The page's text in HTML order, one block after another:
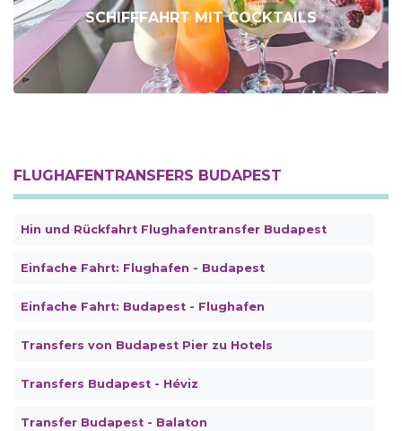
SCHIFFFAHRT MIT COCKTAILS
FLUGHAFENTRANSFERS BUDAPEST
Hin und Rückfahrt Flughafentransfer Budapest
Einfache Fahrt: Flughafen - Budapest
Einfache Fahrt: Budapest - Flughafen
Transfers von Budapest Pier zu Hotels
Transfers Budapest - Héviz
Transfer Budapest - Balaton